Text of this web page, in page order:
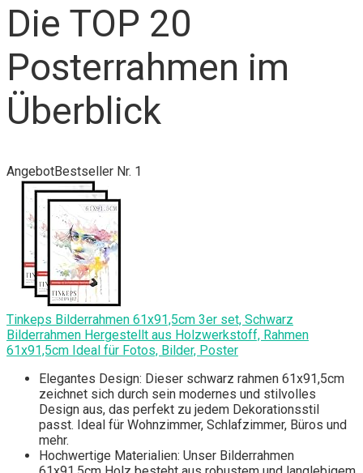
Die TOP 20
Posterrahmen im
Überblick
AngebotBestseller Nr. 1
Tinkeps Bilderrahmen 61x91,5cm 3er set, Schwarz
Bilderrahmen Hergestellt aus Holzwerkstoff, Rahmen
61x91,5cm Ideal für Fotos, Bilder, Poster
Elegantes Design: Dieser schwarz rahmen 61x91,5cm
zeichnet sich durch sein modernes und stilvolles
Design aus, das perfekt zu jedem Dekorationsstil
passt. Ideal für Wohnzimmer, Schlafzimmer, Büros und
mehr.
Hochwertige Materialien: Unser Bilderrahmen